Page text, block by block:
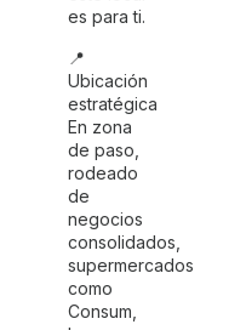
es para ti.
📍
Ubicación
estratégica
En zona
de paso,
rodeado
de
negocios
consolidados,
supermercados
como
Consum,